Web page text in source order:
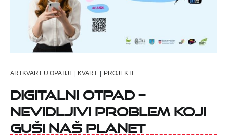
ARTKVART U OPATIJI | KVART | PROJEKTI
Digitalni otpad –
nevidljivi problem koji
guši naš planet